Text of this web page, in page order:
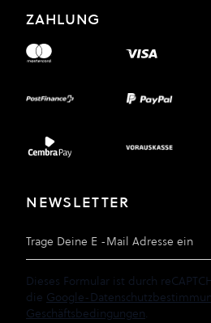
ZAHLUNG
NEWSLETTER
Dieses Formular ist durch
die Google-
Geschäftsbedingungen.